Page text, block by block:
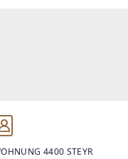
4400 STEYR